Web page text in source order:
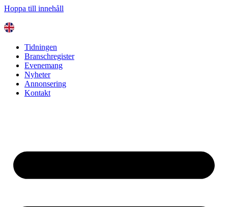
Hoppa till innehåll
Tidningen
Branschregister
Evenemang
Nyheter
Annonsering
Kontakt